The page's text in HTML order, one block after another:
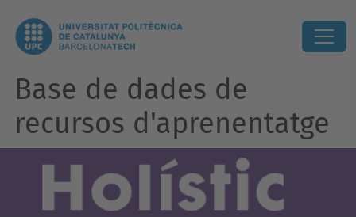
Base de dades de
recursos d'aprenentatge